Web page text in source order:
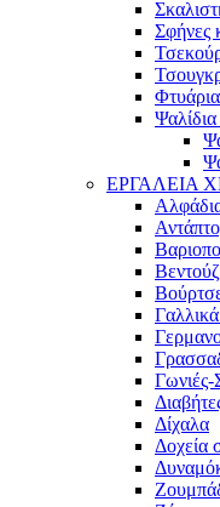
Σφήνες
Φτυάρια
ΕΡΓΑΛΕΙΑ
Γαλλικά
Γωνιές-
Δίχαλα
Δοχεία